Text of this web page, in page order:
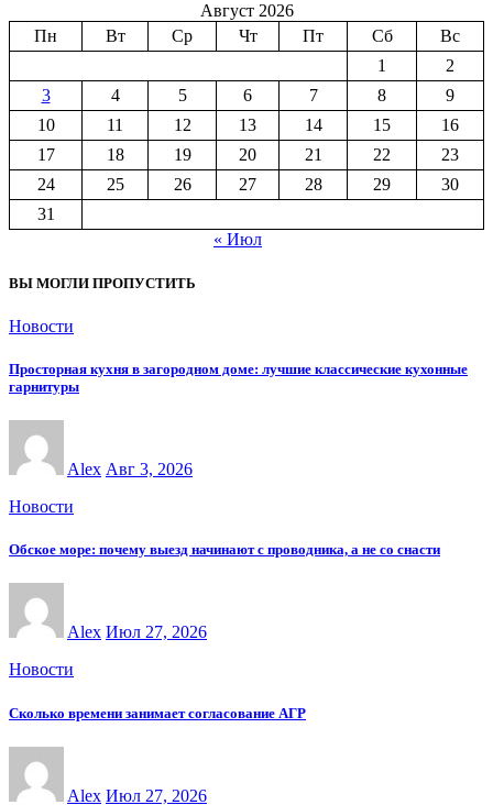
Август 2026
Пн
Вт Ср Чт Пт Сб
Вс
1
2
3
4 5 6 7 8
9
10
11 12 13 14 15
16
17
18 19 20 21 22
23
24
25 26 27 28 29
30
31
« Июл
ВЫ МОГЛИ ПРОПУСТИТЬ
Новости
Просторная кухня в загородном доме: лучшие классические кухонные
гарнитуры
Alex Авг 3, 2026
Новости
Обское море: почему выезд начинают с проводника, а не со снасти
Alex Июл 27, 2026
Новости
Сколько времени занимает согласование АГР
Alex Июл 27, 2026